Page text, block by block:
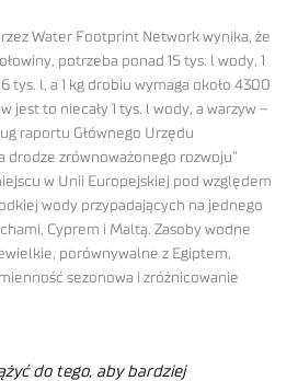
Water Footprint Network wynika, że
potrzeba ponad 15 tys. l wody, 1
tys. l, a 1 kg drobiu wymaga około 4300
jest to niecały 1 tys. l wody, a warzyw –
raportu Głównego Urzędu
drodze zrównoważonego rozwoju”
w Unii Europejskiej pod względem
wody przypadających na jednego
Cyprem i Maltą. Zasoby wodne
porównywalne z Egiptem,
sezonowa i zróżnicowanie
do tego, aby bardziej